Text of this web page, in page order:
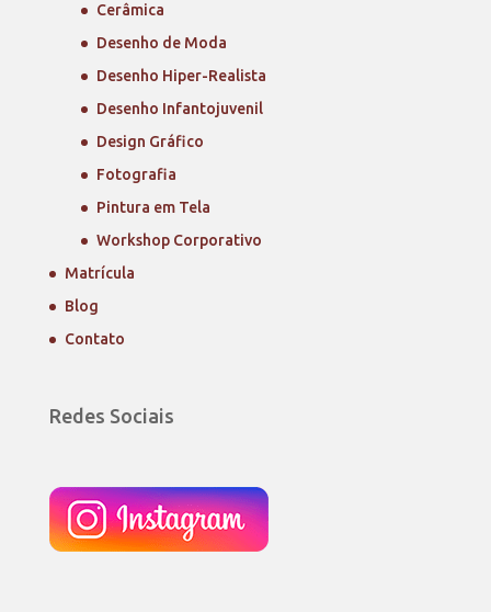
Cerâmica
Desenho de Moda
Desenho Hiper-Realista
Desenho Infantojuvenil
Design Gráfico
Fotografia
Pintura em Tela
Workshop Corporativo
Matrícula
Blog
Contato
Redes Sociais